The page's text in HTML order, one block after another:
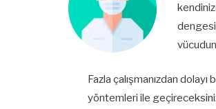
Fazla çalışmanızdan
yöntemleri ile